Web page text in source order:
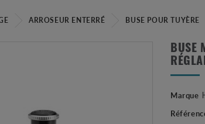
ARROSEUR ENTERRÉ BUSE POUR TUYÈRE
BUSE
Marque